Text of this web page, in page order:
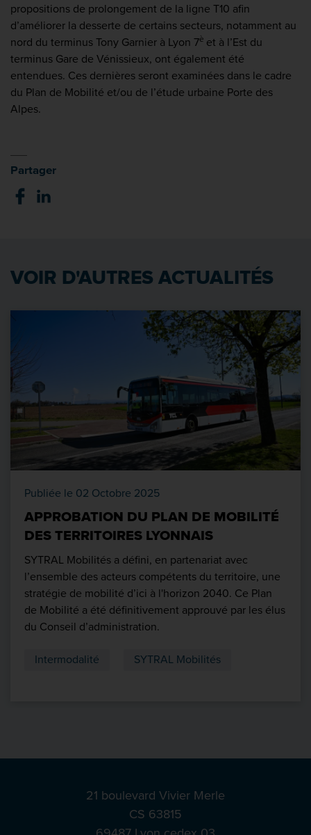
propositions de prolongement de la ligne T10 afin
d’améliorer la desserte de certains secteurs, notamment au
nord du terminus Tony Garnier à Lyon 7è et à l’Est du
terminus Gare de Vénissieux, ont également été
entendues. Ces dernières seront examinées dans le cadre
du Plan de Mobilité et/ou de l’étude urbaine Porte des
Alpes.
Partager
VOIR D'AUTRES ACTUALITÉS
Publiée le 02 Octobre 2025
APPROBATION DU PLAN DE MOBILITÉ
DES TERRITOIRES LYONNAIS
SYTRAL Mobilités a défini, en partenariat avec
l’ensemble des acteurs compétents du territoire, une
stratégie de mobilité d’ici à l'horizon 2040. Ce Plan
de Mobilité a été définitivement approuvé par les élus
du Conseil d’administration.
Intermodalité SYTRAL Mobilités
21 boulevard Vivier Merle
CS 63815